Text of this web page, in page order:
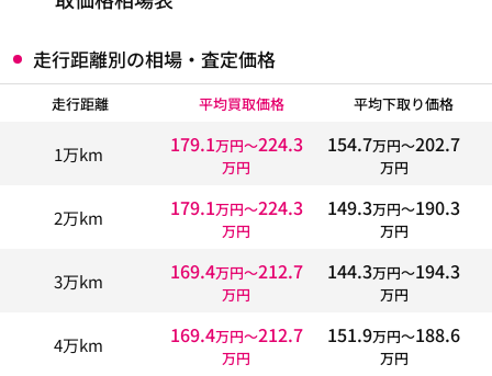
走行距離別の相場・査定価格
走行距離 平均買取価格 平均下取り価格
1万km 179.1万円〜224.3
万円
154.7万円〜202.7
万円
2万km 179.1万円〜224.3
万円
149.3万円〜190.3
万円
3万km 169.4万円〜212.7
万円
144.3万円〜194.3
万円
4万km 169.4万円〜212.7
万円
151.9万円〜188.6
万円